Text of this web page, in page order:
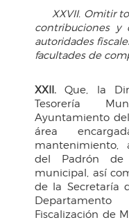
XXVII. Omitir
contribuciones y
autoridades
facultades de
XXII. Que, la
Tesorería
Ayuntamiento
área
mantenimiento,
del Padrón de
municipal, así
de la Secretaría
Fiscalización de